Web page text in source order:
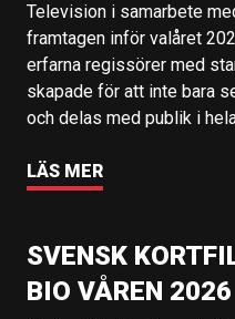
Television i samarbete
framtagen inför valåret
erfarna regissörer med
skapade för att inte bara
och delas med publik i
LÄS MER
SVENSK
BIO VÅREN 2026